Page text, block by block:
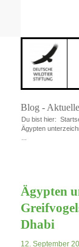
Blog -
Du bist hier:
Ägypten
Ägypten
Dhabi
12. September